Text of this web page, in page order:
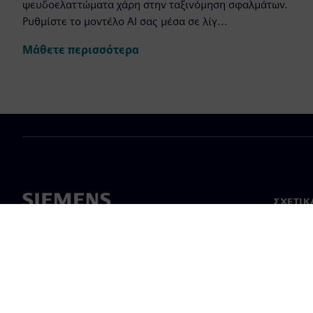
ψευδοελαττώματα χάρη στην ταξινόμηση σφαλμάτων.
Ρυθμίστε το μοντέλο AI σας μέσα σε λίγ...
Μάθετε περισσότερα